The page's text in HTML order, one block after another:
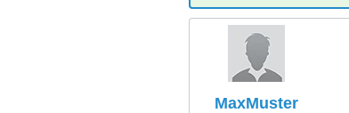
MaxMuster